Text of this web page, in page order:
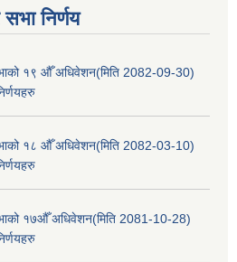
निर्णय
१९ औँ अधिवेशन(मिति 2082-09-30)
१८ औँ अधिवेशन(मिति 2082-03-10)
१७औँ अधिवेशन(मिति 2081-10-28)